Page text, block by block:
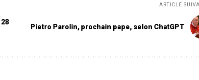
ARTICLE
Pietro Parolin, prochain pape, selon ChatGPT